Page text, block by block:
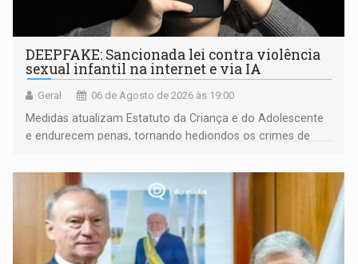
DEEPFAKE: Sancionada lei contra violência
sexual infantil na internet e via IA
Geral 06 de Agosto de 2026 às 19:00
Medidas atualizam Estatuto da Criança e do Adolescente
e endurecem penas, tornando hediondos os crimes de